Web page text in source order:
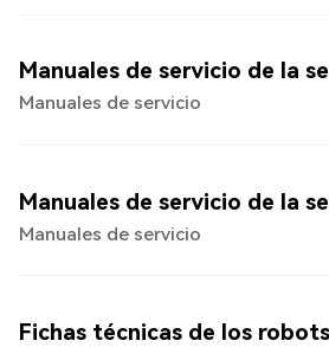
Manuales de servicio de la
Manuales de servicio
Manuales de servicio de la
Manuales de servicio
Fichas técnicas de los